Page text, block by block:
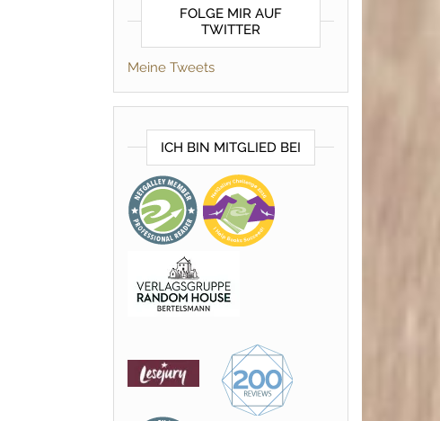
FOLGE MIR AUF
TWITTER
Meine Tweets
ICH BIN MITGLIED BEI